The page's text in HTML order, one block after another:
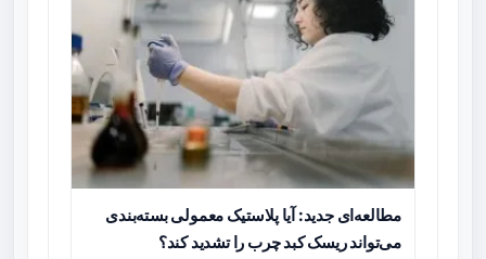
مطالعه‌ای جدید: آیا پلاستیک معمولی بسته‌بندی
می‌تواند ریسک کبد چرب را تشدید کند؟